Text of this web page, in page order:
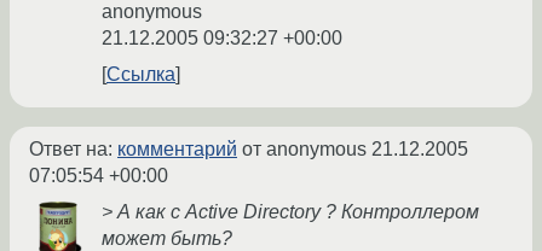
anonymous
21.12.2005 09:32:27 +00:00
Ссылка
Ответ на: комментарий от anonymous 21.12.2005
07:05:54 +00:00
> А как с Active Directory ? Контроллером
может быть?